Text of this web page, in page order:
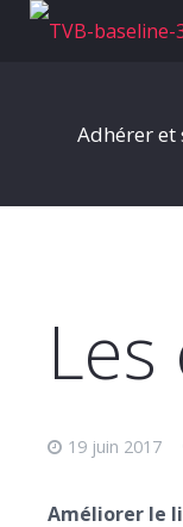
Adhérer et
19 juin 2017
Améliorer le